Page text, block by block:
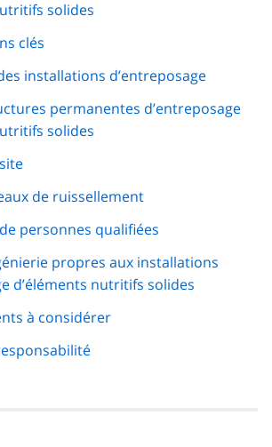
solides
clés
installations d’entreposage
permanentes d’entreposage
solides
de ruissellement
personnes qualifiées
propres aux installations
d’éléments nutritifs solides
à considérer